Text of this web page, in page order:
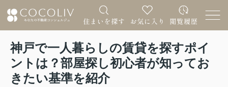
神戸で一人暮らしの賃貸を探すポイ
ントは？部屋探し初心者が知ってお
きたい基準を紹介